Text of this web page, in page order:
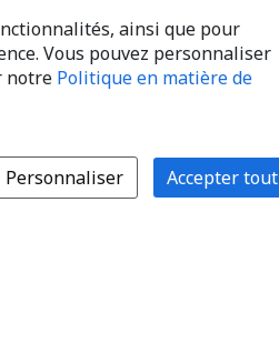
ainsi que pour
Vous pouvez personnaliser
notre Politique en matière de
Personnaliser Accepter tout